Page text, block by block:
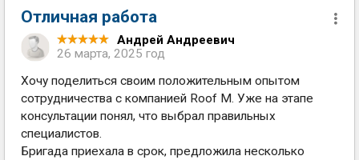
Отличная работа
Андрей Андреевич
26 марта, 2025 год
Хочу поделиться своим положительным опытом
сотрудничества с компанией Roof M. Уже на этапе
консультации понял, что выбрал правильных
специалистов.
Бригада приехала в срок, предложила несколько